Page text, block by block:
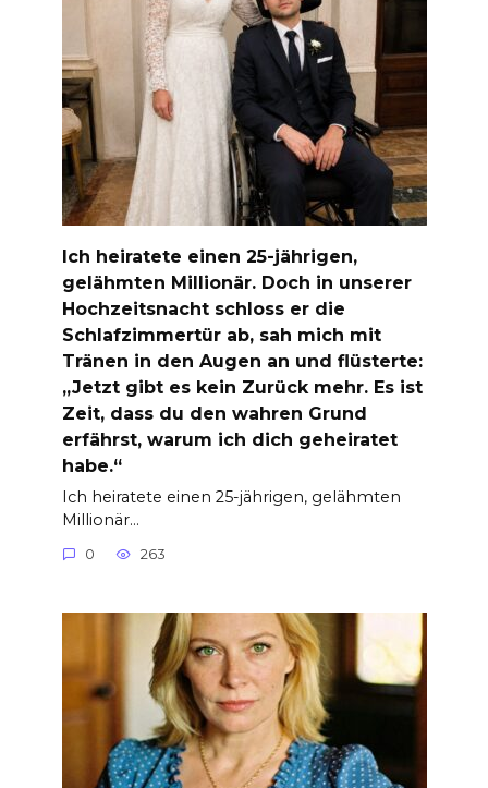
Ich heiratete einen 25-jährigen,
gelähmten Millionär. Doch in unserer
Hochzeitsnacht schloss er die
Schlafzimmertür ab, sah mich mit
Tränen in den Augen an und flüsterte:
„Jetzt gibt es kein Zurück mehr. Es ist
Zeit, dass du den wahren Grund
erfährst, warum ich dich geheiratet
habe.“
Ich heiratete einen 25-jährigen, gelähmten
Millionär…
0 263